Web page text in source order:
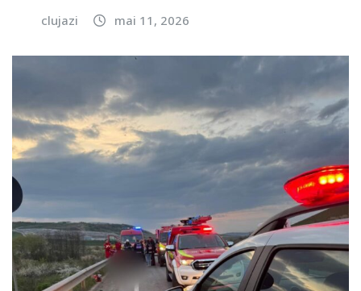
clujazi mai 11, 2026